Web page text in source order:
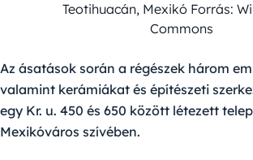
Teotihuacán, Mexikó Forrás:
Commons
Az ásatások során a régészek három
valamint kerámiákat és építészeti
egy Kr. u. 450 és 650 között létezett
Mexikóváros szívében.